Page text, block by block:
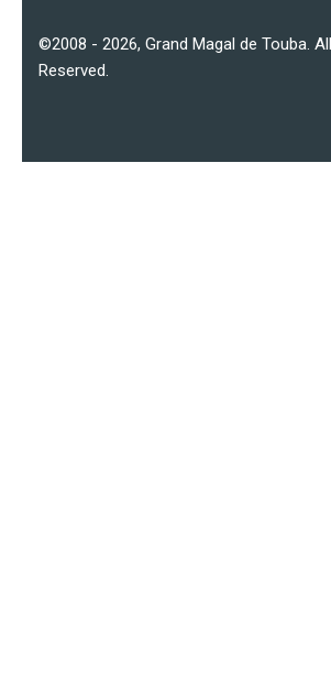
©2008 - 2026, Grand Magal de Touba .
Reserved.